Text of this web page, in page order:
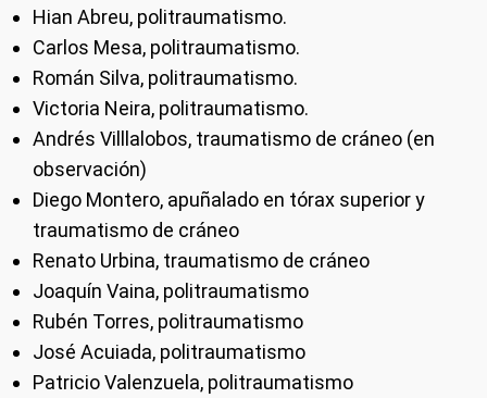
Hian Abreu, politraumatismo.
Carlos Mesa, politraumatismo.
Román Silva, politraumatismo.
Victoria Neira, politraumatismo.
Andrés Villlalobos, traumatismo de cráneo (en
observación)
Diego Montero, apuñalado en tórax superior y
traumatismo de cráneo
Renato Urbina, traumatismo de cráneo
Joaquín Vaina, politraumatismo
Rubén Torres, politraumatismo
José Acuiada, politraumatismo
Patricio Valenzuela, politraumatismo